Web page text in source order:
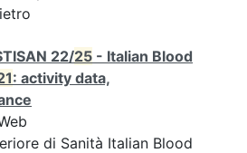
22/25 - Italian Blood
: activity data,
di Sanità Italian Blood